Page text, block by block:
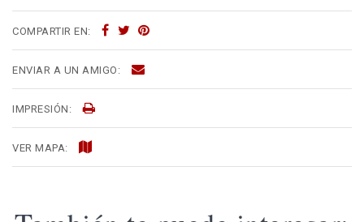
COMPARTIR EN:
ENVIAR A UN AMIGO:
IMPRESIÓN:
VER MAPA: